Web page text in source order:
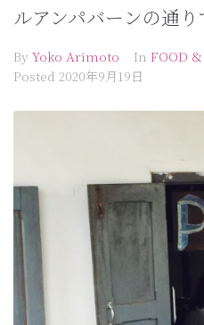
ルアンパバーンの通り
By Yoko Arimoto In FOOD &
Posted 2020年9月19日